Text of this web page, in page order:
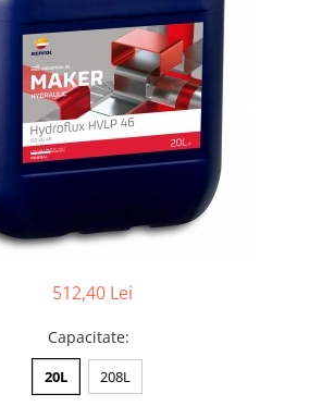
Autoturisme
Utilaje
512,40 Lei
Capacitate:
20L 208L